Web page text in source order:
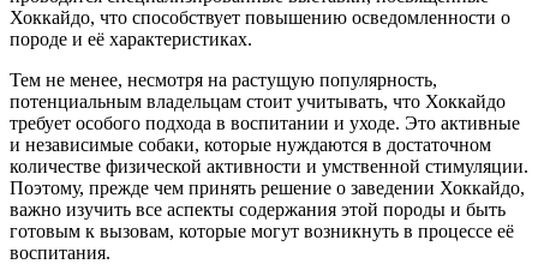
Хоккайдо, что способствует повышению осведомленности о
породе и её характеристиках.
Тем не менее, несмотря на растущую популярность,
потенциальным владельцам стоит учитывать, что Хоккайдо
требует особого подхода в воспитании и уходе. Это активные
и независимые собаки, которые нуждаются в достаточном
количестве физической активности и умственной стимуляции.
Поэтому, прежде чем принять решение о заведении Хоккайдо,
важно изучить все аспекты содержания этой породы и быть
готовым к вызовам, которые могут возникнуть в процессе её
воспитания.